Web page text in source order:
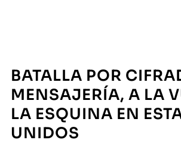
BATALLA POR
MENSAJERÍA, A LA
LA ESQUINA EN
UNIDOS